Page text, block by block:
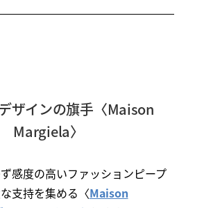
ザインの旗手〈Maison
Margiela〉
感度の高いファッションピープ
支持を集める〈Maison